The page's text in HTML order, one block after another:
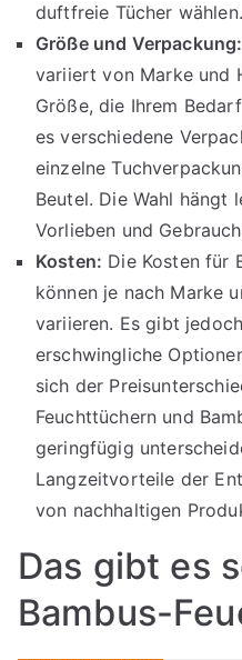
duftfreie Tücher wählen.
Größe und Verpackung:
variiert von Marke und
Größe, die Ihrem
es verschiedene
einzelne
Beutel. Die Wahl hängt
Vorlieben und
Kosten: Die Kosten für
können je nach Marke
variieren. Es gibt
erschwingliche
sich der
Feuchttüchern und
geringfügig
Langzeitvorteile der
von nachhaltigen
Das gibt es
Bambus-